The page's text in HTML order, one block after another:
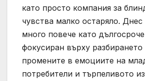
като просто компания за
чувства малко остаряло.
много повече като
фокусиран върху разбирането
промените в емоциите на
потребители и търпеливото